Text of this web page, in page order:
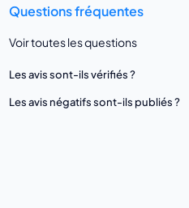
Questions fréquentes
Voir toutes les questions
Les avis sont-ils vérifiés ?
Les avis négatifs sont-ils publiés ?